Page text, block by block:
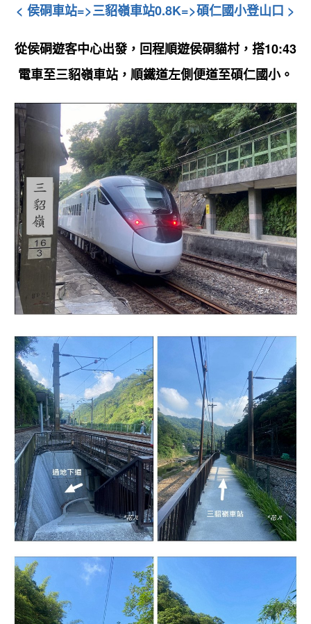
< 侯硐車站=>三貂嶺車站0.8K=>碩仁國小登山口 >
從侯硐遊客中心出發，回程順遊侯硐貓村，搭10:43
電車至三貂嶺車站，順鐵道左側便道至碩仁國小。